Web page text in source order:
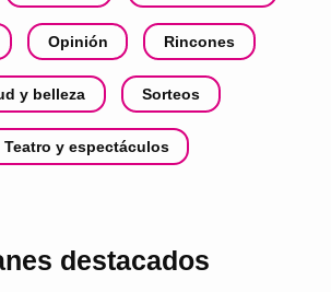
Opinión Rincones
y belleza Sorteos
Teatro y espectáculos
destacados